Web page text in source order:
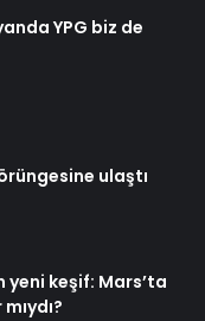
YPG biz de
ulaştı
yeni keşif: Mars’ta